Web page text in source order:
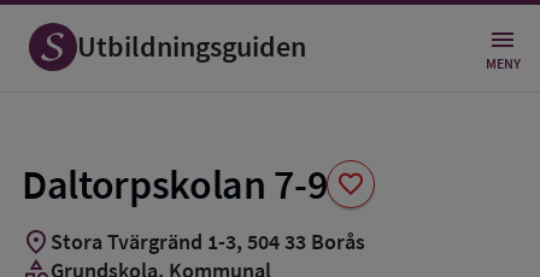
Utbildningsguiden MENY
Daltorpskolan 7-9 favorite
Spara
som
favorit
location_on Stora Tvärgränd 1-3, 504 33 Borås
Grundskola, Kommunal